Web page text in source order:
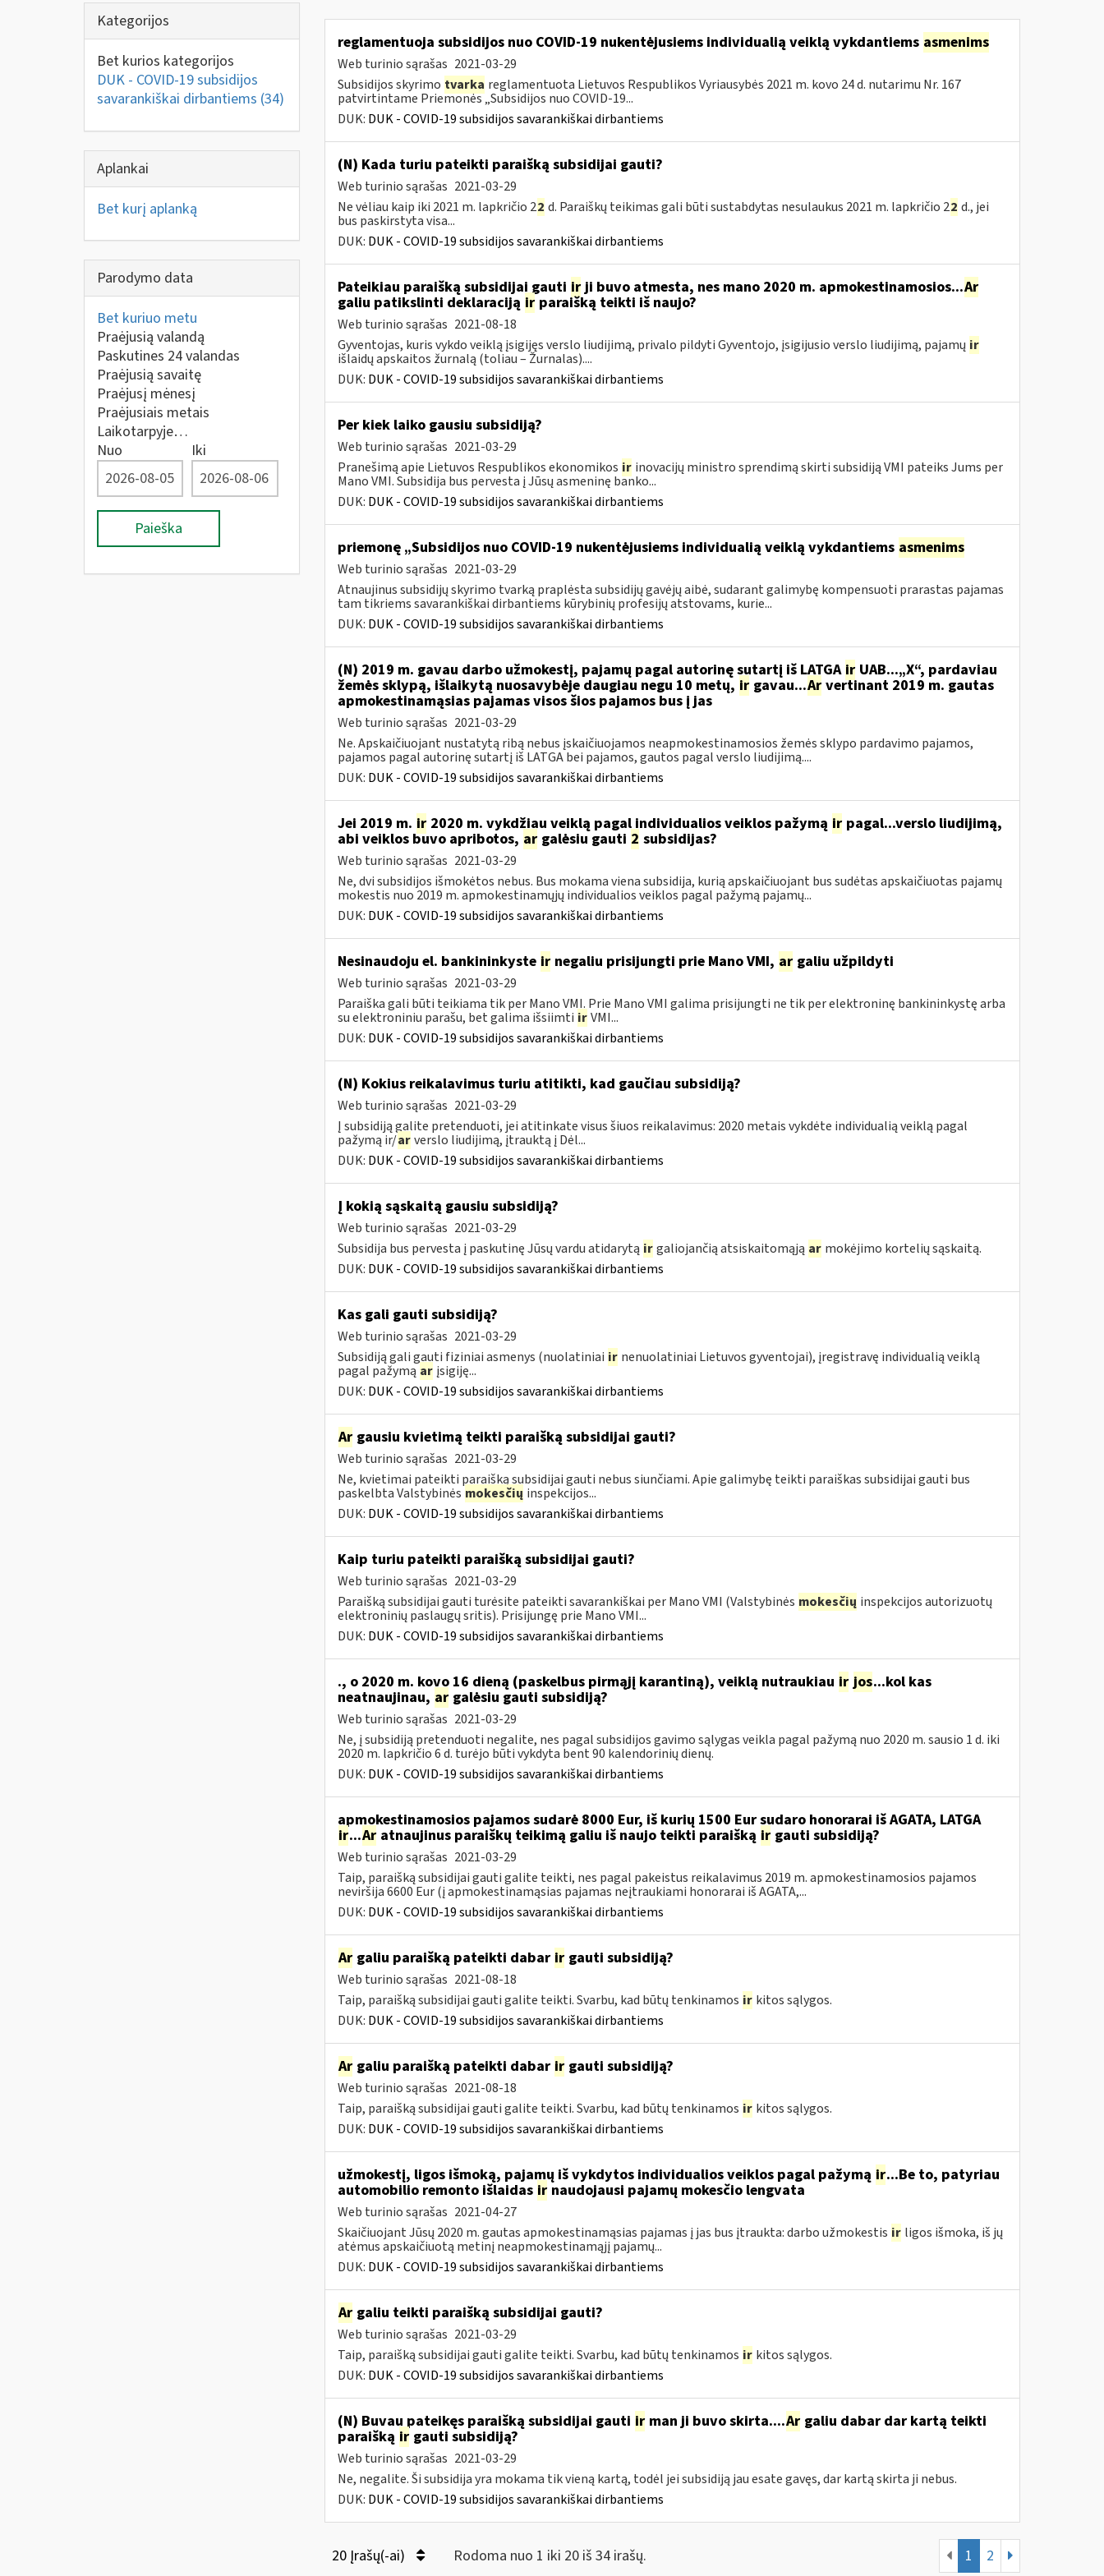
Kategorijos
Bet kurios kategorijos
DUK - COVID-19 subsidijos
savarankiškai dirbantiems (34)
Aplankai
Bet kurį aplanką
Parodymo data
Bet kuriuo metu
Praėjusią valandą
Paskutines 24 valandas
Praėjusią savaitę
Praėjusį mėnesį
Praėjusiais metais
Laikotarpyje…
Nuo
Iki
Paieška
reglamentuoja subsidijos nuo COVID-19 nukentėjusiems individualią veiklą vykdantiems asmenims
Web turinio sąrašas 2021-03-29
Subsidijos skyrimo tvarka reglamentuota Lietuvos Respublikos Vyriausybės 2021 m. kovo 24 d. nutarimu Nr. 167
patvirtintame Priemonės „Subsidijos nuo COVID-19...
DUK: DUK - COVID-19 subsidijos savarankiškai dirbantiems
(N) Kada turiu pateikti paraišką subsidijai gauti?
Web turinio sąrašas 2021-03-29
Ne vėliau kaip iki 2021 m. lapkričio 22 d. Paraiškų teikimas gali būti sustabdytas nesulaukus 2021 m. lapkričio 22 d., jei
bus paskirstyta visa...
DUK: DUK - COVID-19 subsidijos savarankiškai dirbantiems
Pateikiau paraišką subsidijai gauti irji buvo atmesta, nes mano 2020 m. apmokestinamosios...Ar
galiu patikslinti deklaraciją irparaišką teikti iš naujo?
Web turinio sąrašas 2021-08-18
Gyventojas, kuris vykdo veiklą įsigijęs verslo liudijimą, privalo pildyti Gyventojo, įsigijusio verslo liudijimą, pajamų ir
išlaidų apskaitos žurnalą (toliau – Žurnalas)....
DUK: DUK - COVID-19 subsidijos savarankiškai dirbantiems
Per kiek laiko gausiu subsidiją?
Web turinio sąrašas 2021-03-29
Pranešimą apie Lietuvos Respublikos ekonomikos ir inovacijų ministro sprendimą skirti subsidiją VMI pateiks Jums per
Mano VMI. Subsidija bus pervesta į Jūsų asmeninę banko...
DUK: DUK - COVID-19 subsidijos savarankiškai dirbantiems
priemonę „Subsidijos nuo COVID-19 nukentėjusiems individualią veiklą vykdantiems asmenims
Web turinio sąrašas 2021-03-29
Atnaujinus subsidijų skyrimo tvarką praplėsta subsidijų gavėjų aibė, sudarant galimybę kompensuoti prarastas pajamas
tam tikriems savarankiškai dirbantiems kūrybinių profesijų atstovams, kurie...
DUK: DUK - COVID-19 subsidijos savarankiškai dirbantiems
(N) 2019 m. gavau darbo užmokestį, pajamų pagal autorinę sutartį iš LATGA irUAB...„X“, pardaviau
žemės sklypą, išlaikytą nuosavybėje daugiau negu 10 metų, irgavau...Arvertinant 2019 m. gautas
apmokestinamąsias pajamas visos šios pajamos bus į jas
Web turinio sąrašas 2021-03-29
Ne. Apskaičiuojant nustatytą ribą nebus įskaičiuojamos neapmokestinamosios žemės sklypo pardavimo pajamos,
pajamos pagal autorinę sutartį iš LATGA bei pajamos, gautos pagal verslo liudijimą....
DUK: DUK - COVID-19 subsidijos savarankiškai dirbantiems
Jei 2019 m. ir2020 m. vykdžiau veiklą pagal individualios veiklos pažymą irpagal...verslo liudijimą,
abi veiklos buvo apribotos, argalėsiu gauti 2 subsidijas?
Web turinio sąrašas 2021-03-29
Ne, dvi subsidijos išmokėtos nebus. Bus mokama viena subsidija, kurią apskaičiuojant bus sudėtas apskaičiuotas pajamų
mokestis nuo 2019 m. apmokestinamųjų individualios veiklos pagal pažymą pajamų...
DUK: DUK - COVID-19 subsidijos savarankiškai dirbantiems
Nesinaudoju el. bankininkyste irnegaliu prisijungti prie Mano VMI, argaliu užpildyti
Web turinio sąrašas 2021-03-29
Paraiška gali būti teikiama tik per Mano VMI. Prie Mano VMI galima prisijungti ne tik per elektroninę bankininkystę arba
su elektroniniu parašu, bet galima išsiimti ir VMI...
DUK: DUK - COVID-19 subsidijos savarankiškai dirbantiems
(N) Kokius reikalavimus turiu atitikti, kad gaučiau subsidiją?
Web turinio sąrašas 2021-03-29
Į subsidiją galite pretenduoti, jei atitinkate visus šiuos reikalavimus: 2020 metais vykdėte individualią veiklą pagal
pažymą ir/ar verslo liudijimą, įtrauktą į Dėl...
DUK: DUK - COVID-19 subsidijos savarankiškai dirbantiems
Į kokią sąskaitą gausiu subsidiją?
Web turinio sąrašas 2021-03-29
Subsidija bus pervesta į paskutinę Jūsų vardu atidarytą ir galiojančią atsiskaitomąją ar mokėjimo kortelių sąskaitą.
DUK: DUK - COVID-19 subsidijos savarankiškai dirbantiems
Kas gali gauti subsidiją?
Web turinio sąrašas 2021-03-29
Subsidiją gali gauti fiziniai asmenys (nuolatiniai ir nenuolatiniai Lietuvos gyventojai), įregistravę individualią veiklą
pagal pažymą ar įsigiję...
DUK: DUK - COVID-19 subsidijos savarankiškai dirbantiems
Argausiu kvietimą teikti paraišką subsidijai gauti?
Web turinio sąrašas 2021-03-29
Ne, kvietimai pateikti paraišką subsidijai gauti nebus siunčiami. Apie galimybę teikti paraiškas subsidijai gauti bus
paskelbta Valstybinės mokesčių inspekcijos...
DUK: DUK - COVID-19 subsidijos savarankiškai dirbantiems
Kaip turiu pateikti paraišką subsidijai gauti?
Web turinio sąrašas 2021-03-29
Paraišką subsidijai gauti turėsite pateikti savarankiškai per Mano VMI (Valstybinės mokesčių inspekcijos autorizuotų
elektroninių paslaugų sritis). Prisijungę prie Mano VMI...
DUK: DUK - COVID-19 subsidijos savarankiškai dirbantiems
., o 2020 m. kovo 16 dieną (paskelbus pirmąjį karantiną), veiklą nutraukiau ir jos...kol kas
neatnaujinau, argalėsiu gauti subsidiją?
Web turinio sąrašas 2021-03-29
Ne, į subsidiją pretenduoti negalite, nes pagal subsidijos gavimo sąlygas veikla pagal pažymą nuo 2020 m. sausio 1 d. iki
2020 m. lapkričio 6 d. turėjo būti vykdyta bent 90 kalendorinių dienų.
DUK: DUK - COVID-19 subsidijos savarankiškai dirbantiems
apmokestinamosios pajamos sudarė 8000 Eur, iš kurių 1500 Eur sudaro honorarai iš AGATA, LATGA
ir...Aratnaujinus paraiškų teikimą galiu iš naujo teikti paraišką irgauti subsidiją?
Web turinio sąrašas 2021-03-29
Taip, paraišką subsidijai gauti galite teikti, nes pagal pakeistus reikalavimus 2019 m. apmokestinamosios pajamos
neviršija 6600 Eur (į apmokestinamąsias pajamas neįtraukiami honorarai iš AGATA,...
DUK: DUK - COVID-19 subsidijos savarankiškai dirbantiems
Argaliu paraišką pateikti dabar irgauti subsidiją?
Web turinio sąrašas 2021-08-18
Taip, paraišką subsidijai gauti galite teikti. Svarbu, kad būtų tenkinamos ir kitos sąlygos.
DUK: DUK - COVID-19 subsidijos savarankiškai dirbantiems
Argaliu paraišką pateikti dabar irgauti subsidiją?
Web turinio sąrašas 2021-08-18
Taip, paraišką subsidijai gauti galite teikti. Svarbu, kad būtų tenkinamos ir kitos sąlygos.
DUK: DUK - COVID-19 subsidijos savarankiškai dirbantiems
užmokestį, ligos išmoką, pajamų iš vykdytos individualios veiklos pagal pažymą ir...Be to, patyriau
automobilio remonto išlaidas irnaudojausi pajamų mokesčio lengvata
Web turinio sąrašas 2021-04-27
Skaičiuojant Jūsų 2020 m. gautas apmokestinamąsias pajamas į jas bus įtraukta: darbo užmokestis ir ligos išmoka, iš jų
atėmus apskaičiuotą metinį neapmokestinamąjį pajamų...
DUK: DUK - COVID-19 subsidijos savarankiškai dirbantiems
Argaliu teikti paraišką subsidijai gauti?
Web turinio sąrašas 2021-03-29
Taip, paraišką subsidijai gauti galite teikti. Svarbu, kad būtų tenkinamos ir kitos sąlygos.
DUK: DUK - COVID-19 subsidijos savarankiškai dirbantiems
(N) Buvau pateikęs paraišką subsidijai gauti irman ji buvo skirta....Argaliu dabar dar kartą teikti
paraišką irgauti subsidiją?
Web turinio sąrašas 2021-03-29
Ne, negalite. Ši subsidija yra mokama tik vieną kartą, todėl jei subsidiją jau esate gavęs, dar kartą skirta ji nebus.
DUK: DUK - COVID-19 subsidijos savarankiškai dirbantiems
20 Įrašų(-ai) Rodoma nuo 1 iki 20 iš 34 irašų. 1 2